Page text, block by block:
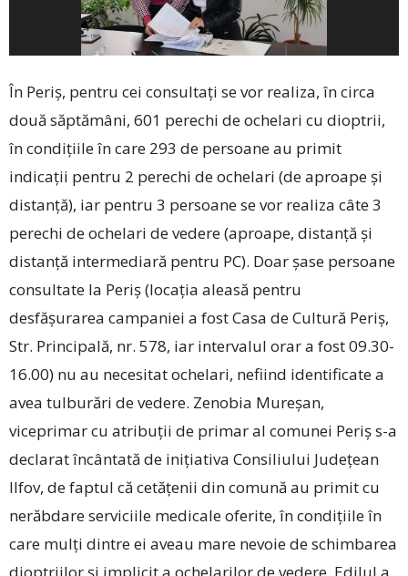
În Periș, pentru cei consultați se vor realiza, în circa
două săptămâni, 601 perechi de ochelari cu dioptrii,
în condițiile în care 293 de persoane au primit
indicații pentru 2 perechi de ochelari (de aproape și
distanță), iar pentru 3 persoane se vor realiza câte 3
perechi de ochelari de vedere (aproape, distanță și
distanță intermediară pentru PC). Doar șase persoane
consultate la Periș (locația aleasă pentru
desfășurarea campaniei a fost Casa de Cultură Periș,
Str. Principală, nr. 578, iar intervalul orar a fost 09.30-
16.00) nu au necesitat ochelari, nefiind identificate a
avea tulburări de vedere. Zenobia Mureșan,
viceprimar cu atribuții de primar al comunei Periș s-a
declarat încântată de inițiativa Consiliului Județean
Ilfov, de faptul că cetățenii din comună au primit cu
nerăbdare serviciile medicale oferite, în condițiile în
care mulți dintre ei aveau mare nevoie de schimbarea
dioptriilor și implicit a ochelarilor de vedere. Edilul a